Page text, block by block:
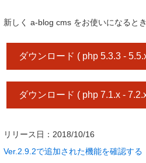
新しく a-blog cms をお使いになると
ダウンロード ( php 5.3.3 -
ダウンロード ( php 7.1.x -
リリース日：2018/10/16
Ver.2.9.2で追加された機能を確認する